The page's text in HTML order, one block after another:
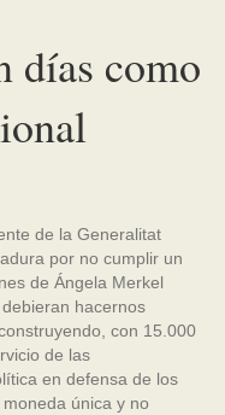
días como
de la Generalitat
por no cumplir un
de Ángela Merkel
hacernos
con 15.000
de las
en defensa de los
única y no